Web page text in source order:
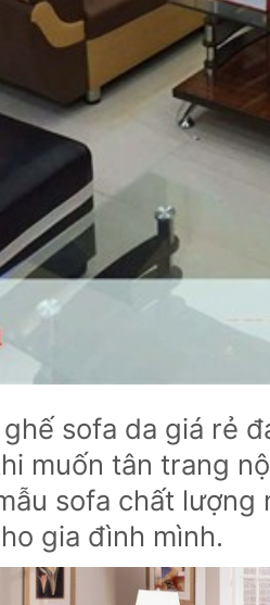
sofa da giá rẻ
muốn tân trang
sofa chất
gia đình mình.